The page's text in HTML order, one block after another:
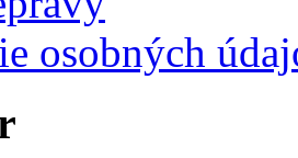
osobných